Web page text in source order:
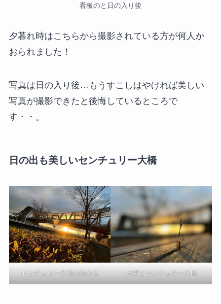
看板のと日の入り後
夕暮れ時はこちらから撮影されている方が何人か
おられました！
写真は日の入り後…もうすこしはやければ美しい
写真が撮影できたと後悔しているところで
す・・。
日の出も美しいセンチュリー大橋
センチュリー大橋の日の出 太陽とセンチュリー大橋